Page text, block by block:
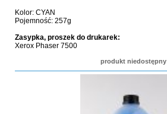
Kolor: CYAN
Pojemność: 257g
Zasypka, proszek do drukarek:
Xerox Phaser 7500
produkt niedostępny